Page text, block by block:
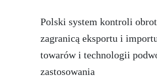
Polski system kontroli
zagranicą eksportu i
towarów i technologii
zastosowania